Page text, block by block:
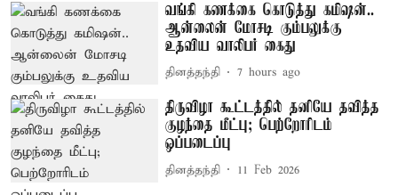
வங்கி கணக்கை கொடுத்து கமிஷன்..
ஆன்லைன் மோசடி கும்பலுக்கு
உதவிய வாலிபர் கைது
தினத்தந்தி 7 hours ago
திருவிழா கூட்டத்தில் தனியே தவித்த
குழந்தை மீட்பு; பெற்றோரிடம்
ஒப்படைப்பு
தினத்தந்தி 11 Feb 2026